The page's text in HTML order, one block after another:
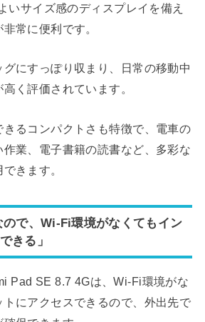
いサイズ感のディスプレイを備え
常に便利です。
にすっぽり収まり、日常の移動中
く評価されています。
きるコンパクトさも特徴で、電車の
業、電子書籍の読書など、多彩な
きます。
ので、Wi-Fi環境がなくてもイン
きる」
Pad SE 8.7 4Gは、Wi-Fi環境がな
トにアクセスできるので、外出先で